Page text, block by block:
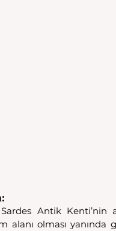
Antik Kenti’nin
alanı olması